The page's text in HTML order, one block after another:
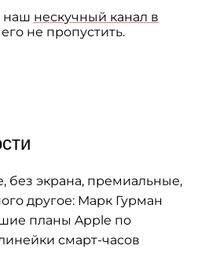
наш нескучный канал в
не пропустить.
без экрана, премиальные,
другое: Марк Гурман
планы Apple по
смарт-часов